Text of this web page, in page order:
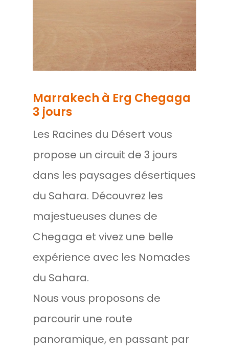
Marrakech à Erg Chegaga
3 jours
Les Racines du Désert vous
propose un circuit de 3 jours
dans les paysages désertiques
du Sahara. Découvrez les
majestueuses dunes de
Chegaga et vivez une belle
expérience avec les Nomades
du Sahara.
Nous vous proposons de
parcourir une route
panoramique, en passant par